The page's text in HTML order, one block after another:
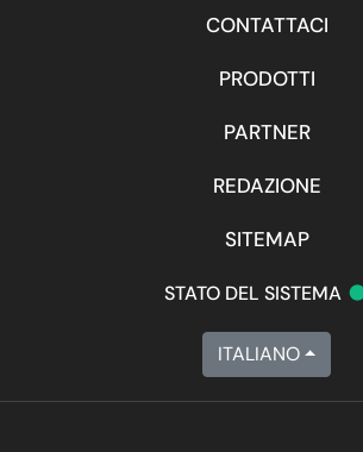
CONTATTACI
PRODOTTI
PARTNER
REDAZIONE
SITEMAP
STATO DEL SISTEMA
ITALIANO